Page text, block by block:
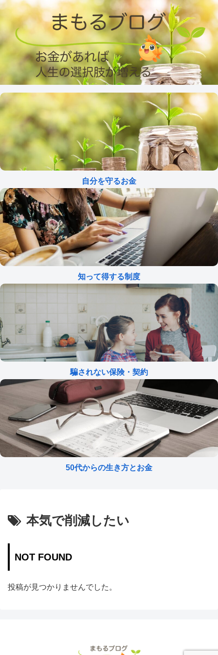
自分を守るお金
知って得する制度
騙されない保険・契約
50代からの生き方とお金
本気で削減したい
NOT FOUND
投稿が見つかりませんでした。